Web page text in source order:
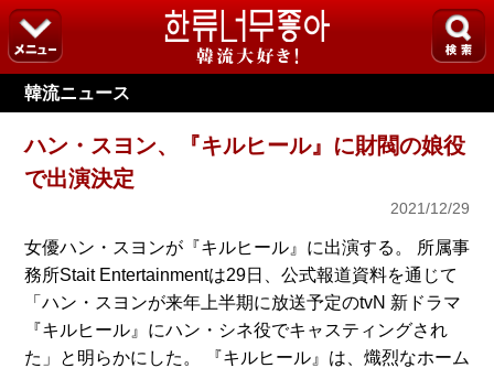
韓流ニュース
ハン・スヨン、『キルヒール』に財閥の娘役
で出演決定
2021/12/29
女優ハン・スヨンが『キルヒール』に出演する。 所属事
務所Stait Entertainmentは29日、公式報道資料を通じて
「ハン・スヨンが来年上半期に放送予定のtvN 新ドラマ
『キルヒール』にハン・シネ役でキャスティングされ
た」と明らかにした。 『キルヒール』は、熾烈なホーム